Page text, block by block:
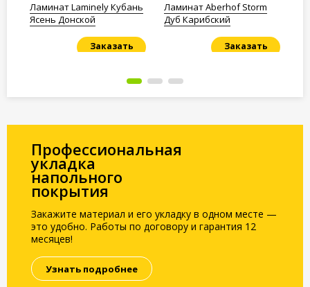
Ламинат Laminely Кубань
Ясень Донской
Заказать
Ламинат Aberhof Storm
Дуб Карибский
Заказать
Профессиональная
укладка
напольного
покрытия
Закажите материал и его укладку в одном месте —
это удобно. Работы по договору и гарантия 12
месяцев!
Узнать подробнее